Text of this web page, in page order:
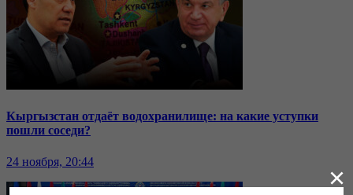
Кыргызстан отдаёт водохранилище: на какие уступки
пошли соседи?
24 ноября, 20:44
×